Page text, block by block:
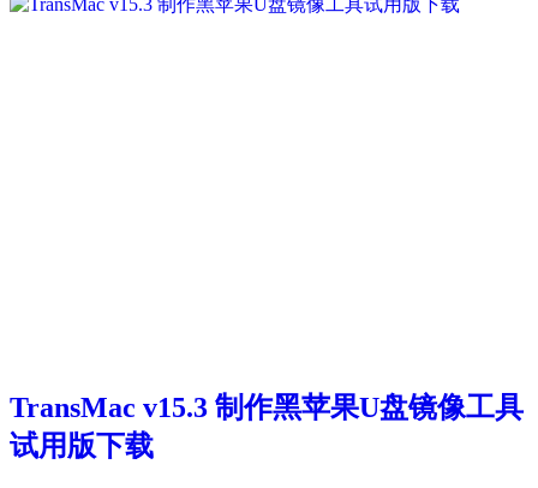
TransMac v15.3 制作黑苹果U盘镜像工具
试用版下载